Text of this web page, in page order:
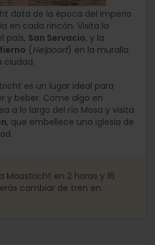
data de la época del Imperio
en cada rincón. Visita la
país, San Servacio, y la
(Helpoort) en la muralla
ciudad.
es un lugar ideal para
y beber. Come algo en
a lo largo del río Mosa y visita
, que embellece una iglesia de
Maastricht en 2 horas y 16
cambiar de tren en